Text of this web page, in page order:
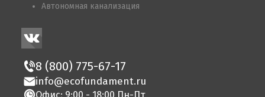
Автономная канализация
8 (800) 775-67-17
info@ecofundament.ru
Офис: 9:00 - 18:00 Пн-Пт